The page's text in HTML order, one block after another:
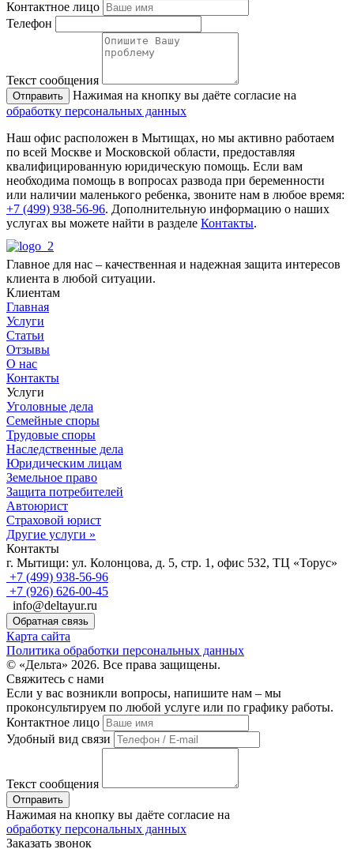
Контактное лицо
Телефон
Текст сообщения
Отправить
Нажимая на кнопку вы даёте согласие на
обработку персональных данных
Наш офис расположен в Мытищах, но мы активно работаем
по всей Москве и Московской области, предоставляя
квалифицированную юридическую помощь. Если вам
необходима помощь в вопросах развода при беременности
или наличии маленького ребенка, звоните нам в любое время:
+7 (499) 938-56-96. Дополнительную информацию о наших
услугах вы можете найти в разделе Контакты.
Главное для нас – качественная и надежная защита интересов
клиента в любой ситуации.
Клиентам
Главная
Услуги
Статьи
Отзывы
О нас
Контакты
Услуги
Уголовные дела
Семейные споры
Трудовые споры
Наследственные дела
Юридическим лицам
Земельное право
Защита потребителей
Автоюрист
Страховой юрист
Другие услуги »
Контакты
г. Мытищи: ул. Колонцова, д. 5, стр. 1, офис 532, ТЦ «Торус»
+7 (499) 938-56-96
+7 (926) 626-00-45
info@deltayur.ru
Обратная связь
Карта сайта
Политика обработки персональных данных
© «Дельта» 2026. Все права защищены.
Свяжитесь с нами
Если у вас возникли вопросы, напишите нам – мы
проконсультируем по любой услуге или по графику работы.
Контактное лицо
Удобный вид связи
Текст сообщения
Нажимая на кнопку вы даёте согласие на
обработку персональных данных
Заказать звонок